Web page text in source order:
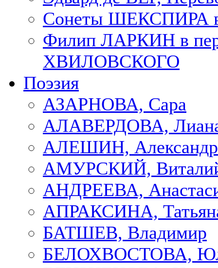
Сонеты ШЕКСПИРА в
Филип ЛАРКИН в
ХВИЛОВСКОГО
Поэзия
АЗАРНОВА, Сара
АЛАВЕРДОВА,
АЛЕШИН, Александр
АМУРСКИЙ,
АНДРЕЕВА,
АПРАКСИНА,
БАТШЕВ, Владимир
БЕЛОХВОСТОВА,